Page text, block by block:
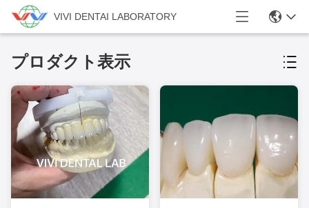
VIVI DENTAI LABORATORY
プロダクト表示